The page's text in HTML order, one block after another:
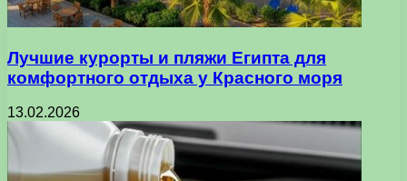
Лучшие курорты и пляжи Египта для
комфортного отдыха у Красного моря
13.02.2026